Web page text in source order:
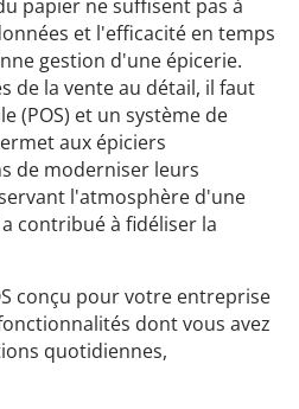
papier ne suffisent pas à
et l'efficacité en temps
gestion d'une épicerie.
de la vente au détail, il faut
(POS) et un système de
aux épiciers
de moderniser leurs
l'atmosphère d'une
contribué à fidéliser la
conçu pour votre entreprise
dont vous avez
quotidiennes,